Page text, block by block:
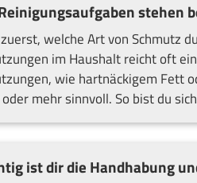
stehen
welche Art von Schmutz
im Haushalt reicht oft
wie hartnäckigem Fett
mehr sinnvoll. So bist du
ist dir die Handhabung